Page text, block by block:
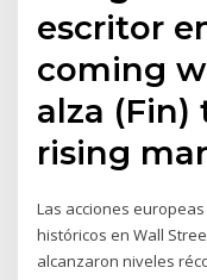
escritor
coming
alza (Fin)
rising
Las acciones
históricos en Wall
alcanzaron niveles